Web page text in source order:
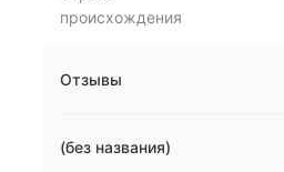
происхождения
Отзывы
(без названия)